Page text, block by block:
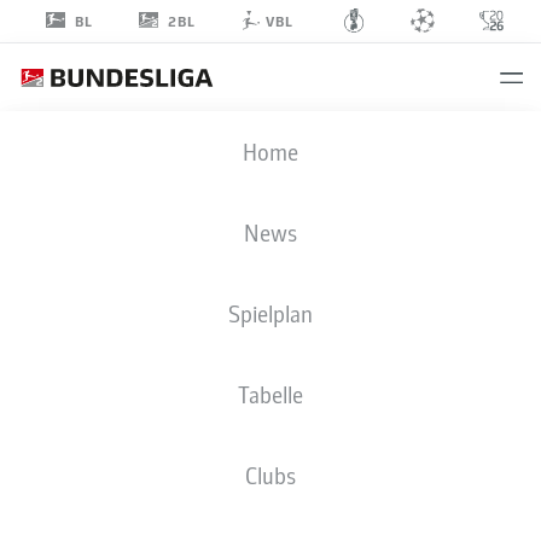
BL 2BL VBL
Home
News
Spielplan
Tabelle
Clubs